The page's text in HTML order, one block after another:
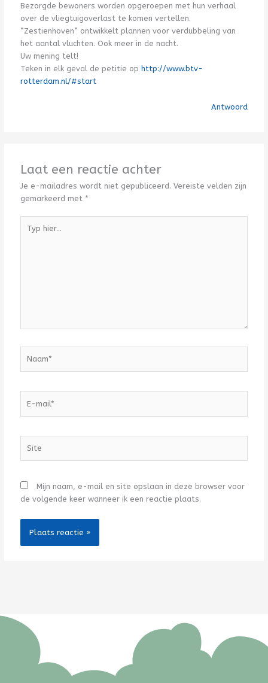
Bezorgde bewoners worden opgeroepen met hun verhaal
over de vliegtuigoverlast te komen vertellen.
“Zestienhoven” ontwikkelt plannen voor verdubbeling van
het aantal vluchten. Ook meer in de nacht.
Uw mening telt!
Teken in elk geval de petitie ophttp://www.btv-
rotterdam.nl/#start
Antwoord
Laat een reactie achter
Je e-mailadres wordt niet gepubliceerd. Vereiste velden zijn
gemarkeerd met *
hier...
mail*
Mijn naam, e-mail en site opslaan in deze browser voor
de volgende keer wanneer ik een reactie plaats.